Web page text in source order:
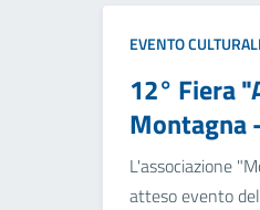
EVENTO
12° Fiera
Montagna
L'associazione
atteso evento